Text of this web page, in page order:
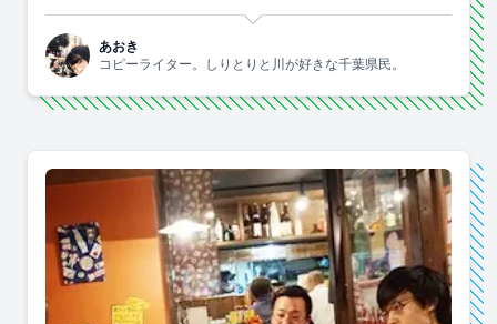
あおき
コピーライター。しりとりと川が好きな千葉県民。